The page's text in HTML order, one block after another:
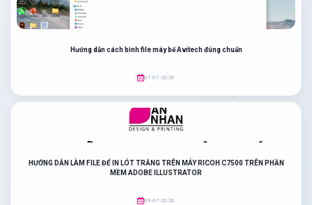
Hướng dẫn cách bình file máy bế Avitech đúng chuẩn
07-07-2026
HƯỚNG DẪN LÀM FILE ĐỂ IN LÓT TRẮNG TRÊN MÁY RICOH C7500 TRÊN PHẦN
MỀM ADOBE ILLUSTRATOR
03-07-2026